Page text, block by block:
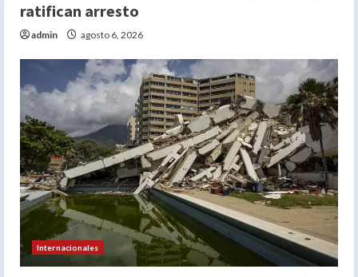
ratifican arresto
admin agosto 6, 2026
Internacionales